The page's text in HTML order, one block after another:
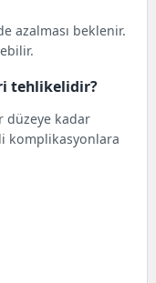
azalması beklenir.
tehlikelidir?
düzeye kadar
komplikasyonlara